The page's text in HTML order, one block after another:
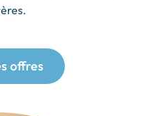
offres